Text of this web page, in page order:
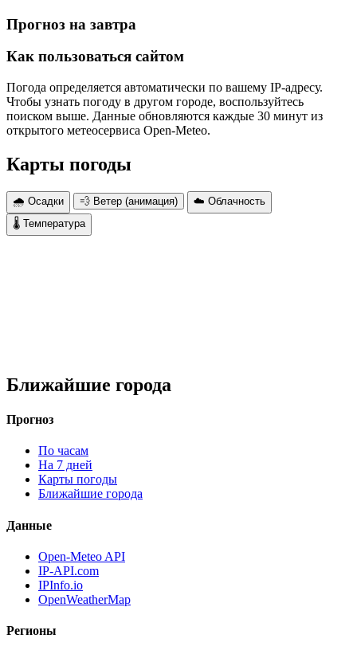
Прогноз на завтра
Как пользоваться сайтом
Погода определяется автоматически по вашему IP-адресу.
Чтобы узнать погоду в другом городе, воспользуйтесь
поиском выше. Данные обновляются каждые 30 минут из
открытого метеосервиса Open-Meteo.
Карты погоды
🌧 Осадки 💨 Ветер (анимация)
☁️ Облачность
🌡 Температура
Ближайшие города
Прогноз
По часам
На 7 дней
Карты погоды
Ближайшие города
Данные
Open-Meteo API
IP-API.com
IPInfo.io
OpenWeatherMap
Регионы